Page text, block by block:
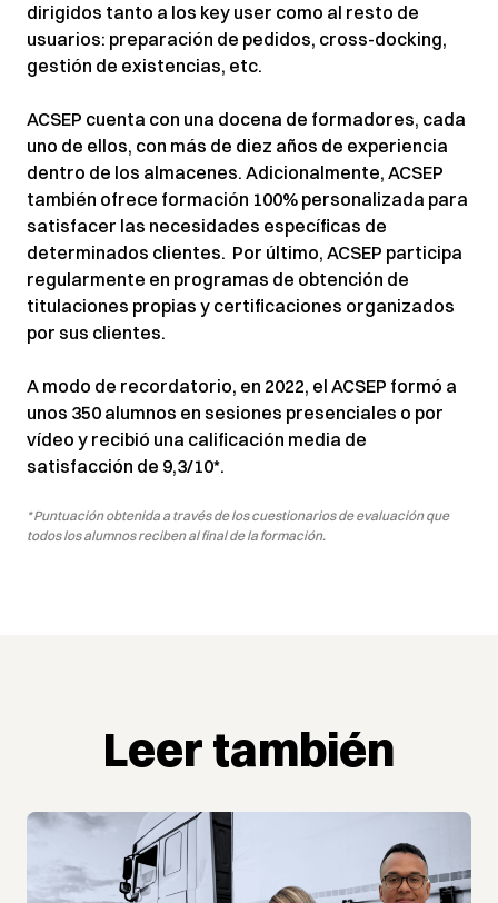
dirigidos tanto a los key user como al resto de
usuarios: preparación de pedidos, cross-docking,
gestión de existencias, etc.
ACSEP cuenta con una docena de formadores, cada
uno de ellos, con más de diez años de experiencia
dentro de los almacenes. Adicionalmente, ACSEP
también ofrece formación 100% personalizada para
satisfacer las necesidades específicas de
determinados clientes. Por último, ACSEP participa
regularmente en programas de obtención de
titulaciones propias y certificaciones organizados
por sus clientes.
A modo de recordatorio, en 2022, el ACSEP formó a
unos 350 alumnos en sesiones presenciales o por
vídeo y recibió una calificación media de
satisfacción de 9,3/10*.
* Puntuación obtenida a través de los cuestionarios de evaluación que
todos los alumnos reciben al final de la formación.
Leer también